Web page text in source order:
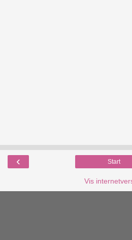
‹ Start
Vis